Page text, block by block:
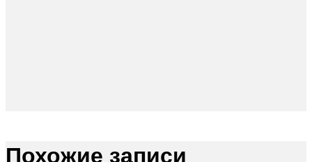
Похожие записи